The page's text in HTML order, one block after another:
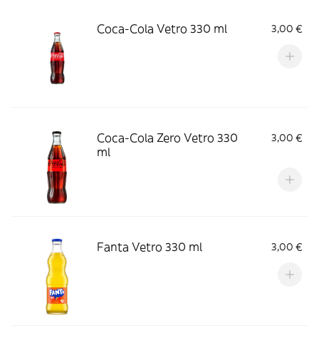
Coca-Cola Vetro 330 ml 3,00 €
Coca-Cola Zero Vetro 330
ml
3,00 €
Fanta Vetro 330 ml 3,00 €